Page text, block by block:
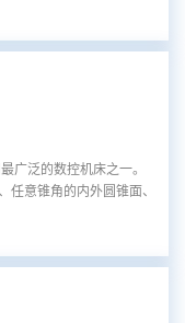
广泛的数控机床之一。
任意锥角的内外圆锥面、